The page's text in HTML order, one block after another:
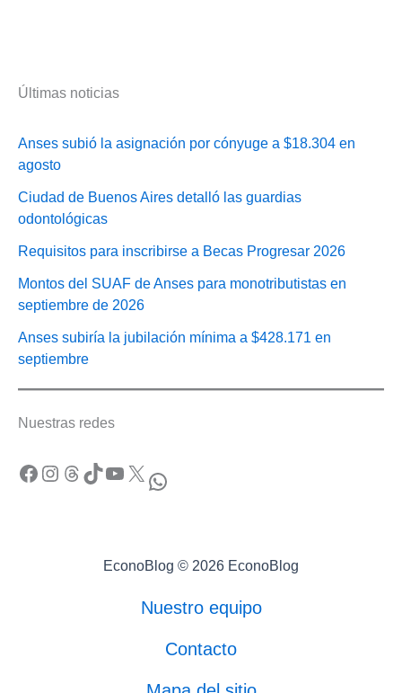
Últimas noticias
Anses subió la asignación por cónyuge a $18.304 en
agosto
Ciudad de Buenos Aires detalló las guardias
odontológicas
Requisitos para inscribirse a Becas Progresar 2026
Montos del SUAF de Anses para monotributistas en
septiembre de 2026
Anses subiría la jubilación mínima a $428.171 en
septiembre
Nuestras redes
Facebook Instagram Threads TikTok YouTube X WhatsApp
EconoBlog © 2026 EconoBlog
Nuestro equipo
Contacto